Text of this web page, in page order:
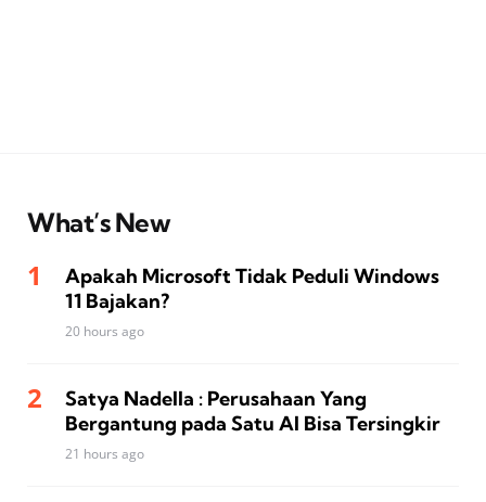
What’s New
Apakah Microsoft Tidak Peduli Windows
11 Bajakan?
20 hours ago
Satya Nadella : Perusahaan Yang
Bergantung pada Satu AI Bisa Tersingkir
21 hours ago